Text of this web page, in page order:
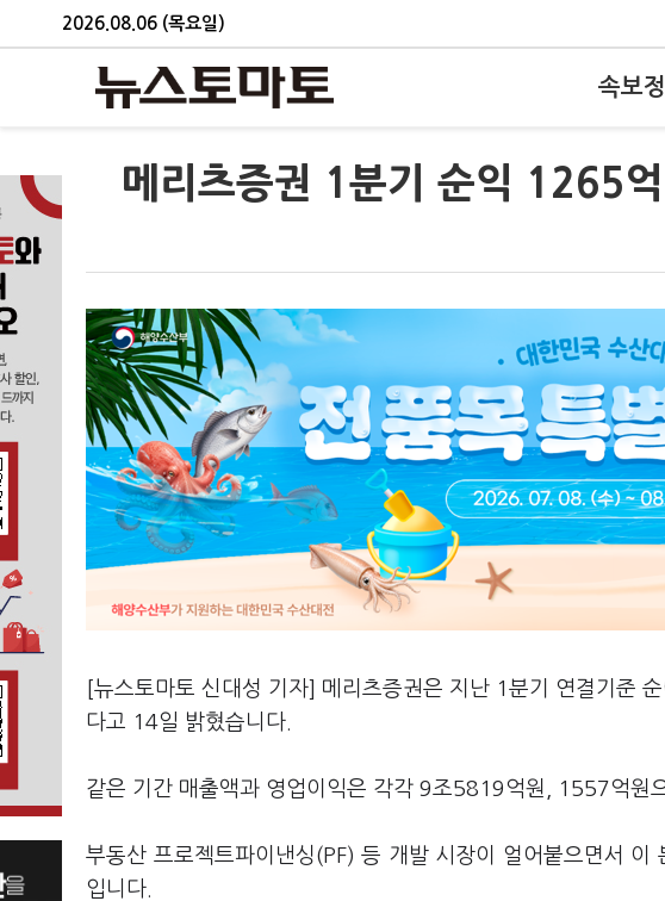
2026.08.06 (목요일)
속보
메리츠증권 1분기 순익 1265
[뉴스토마토 신대성 기자] 메리츠증권은 지난 1분기 연결기준
다고 14일 밝혔습니다.
같은 기간 매출액과 영업이익은 각각 9조5819억원, 1557억
부동산 프로젝트파이낸싱(PF) 등 개발 시장이 얼어붙으면서 이
입니다.